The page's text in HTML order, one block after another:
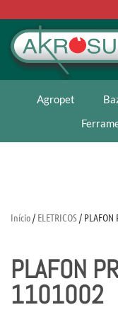
Agropet
Início/ ELETRICOS/ PLAFON
PLAFON
1101002